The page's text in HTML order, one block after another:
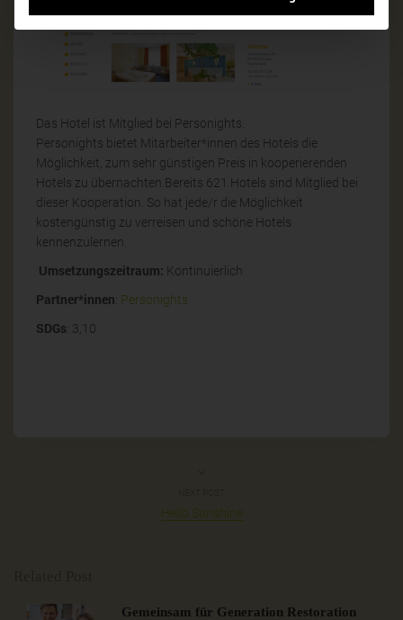
Das Hotel ist Mitglied bei Personights.
Personights bietet Mitarbeiter*innen des Hotels die
Möglichkeit, zum sehr günstigen Preis in kooperierenden
Hotels zu übernachten.Bereits 621 Hotels sind Mitglied bei
dieser Kooperation. So hat jede/r die Möglichkeit
kostengünstig zu verreisen und schöne Hotels
kennenzulernen.
Umsetzungszeitraum: Kontinuierlich
Partner*innen: Personights
SDGs: 3,10
Hello Sunshine
Gemeinsam für Generation Restoration